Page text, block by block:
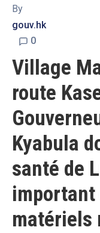
By
gouv.hk
0
Village
route
Kyabula
santé de
important
matériels